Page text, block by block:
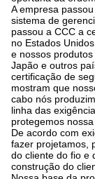
A empresa
sistema de
passou a CCC a
no Estados
e nossos
Japão e outros
certificação de
mostram que
cabo nós
linha das
protegemos
De acordo com
fazer projetamos,
do cliente do fio e
construção do